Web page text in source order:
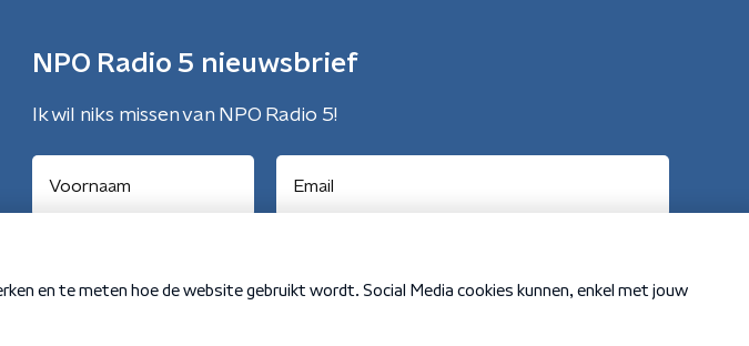
NPO Radio 5 nieuwsbrief
Ik wil niks missen van NPO Radio 5!